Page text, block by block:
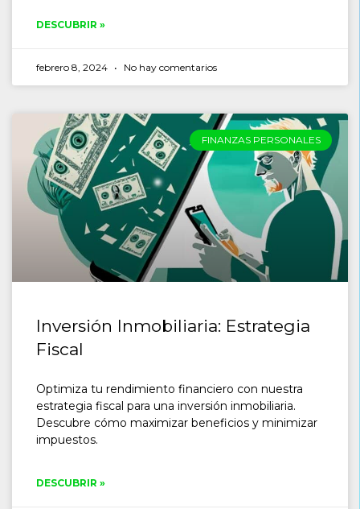
DESCUBRIR »
febrero 8, 2024 No hay comentarios
FINANZAS PERSONALES
Inversión Inmobiliaria: Estrategia
Fiscal
Optimiza tu rendimiento financiero con nuestra
estrategia fiscal para una inversión inmobiliaria.
Descubre cómo maximizar beneficios y minimizar
impuestos.
DESCUBRIR »